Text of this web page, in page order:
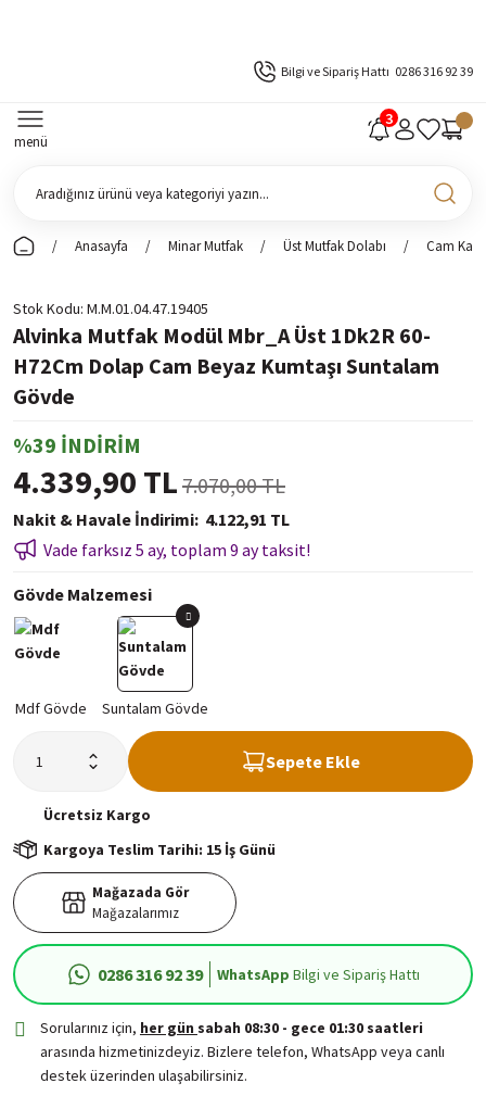
Bilgi ve Sipariş Hattı 0286 316 92 39
menü
Anasayfa Minar Mutfak Üst Mutfak Dolabı Cam
Stok Kodu M.M.01.04.47.19405
Alvinka Mutfak Modül Mbr_A Üst 1Dk2R 60-
H72Cm Dolap Cam Beyaz Kumtaşı Suntalam
Gövde
%39 İNDİRİM
4.339,90 TL 7.070,00 TL
Nakit & Havale İndirimi 4.122,91 TL
Vade farksız 5 ay, toplam 9 ay taksit!
Gövde Malzemesi
Sepete Ekle
Ücretsiz Kargo
Kargoya Teslim Tarihi: 15 İş Günü
Mağazada Gör
Mağazalarımız
0286 316 92 39 WhatsApp Bilgi ve Sipariş Hattı
Sorularınız için, her gün sabah 08:30 - gece 01:30 saatleri
arasında hizmetinizdeyiz. Bizlere telefon, WhatsApp veya canlı
destek üzerinden ulaşabilirsiniz.